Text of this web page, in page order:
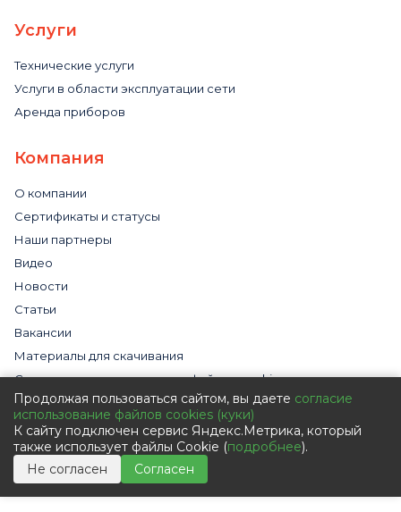
Услуги
Технические услуги
Услуги в области эксплуатации сети
Аренда приборов
Компания
О компании
Сертификаты и статусы
Наши партнеры
Видео
Новости
Статьи
Вакансии
Материалы для скачивания
Cогласие на использование файлов cookies
Обработка персональных данных с помощью сервиса
«Яндекс.Метрика»
Политика в отношении обработки персональных данных
Пользовательское соглашение
Согласие на обработку персональных данных
Продолжая пользоваться сайтом, вы даете согласие
использование файлов cookies (куки)
К сайту подключен сервис Яндекс.Метрика, который
также использует файлы Cookie (подробнее).
Не согласен
Согласен